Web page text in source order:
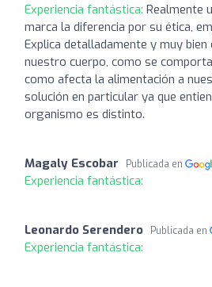
Experiencia fantástica: Realmente
marca la diferencia por su ética,
Explica detalladamente y muy bien
nuestro cuerpo, como se
como afecta la alimentación a
solución en particular ya que
organismo es distinto.
Magaly Escobar Publicada en
Experiencia fantástica:
Leonardo Serendero Publicada en
Experiencia fantástica: